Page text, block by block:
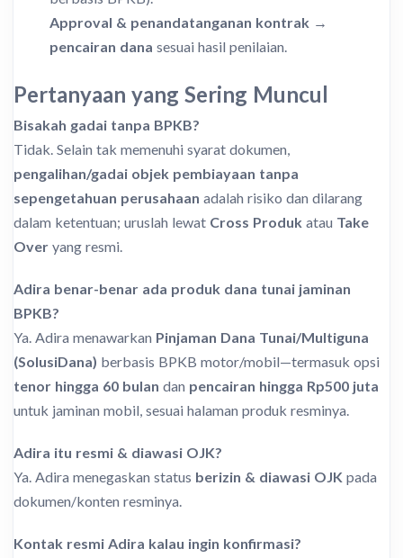
Approval & penandatanganan kontrak →
pencairan dana sesuai hasil penilaian.
Pertanyaan yang Sering Muncul
Bisakah gadai tanpa BPKB?
Tidak. Selain tak memenuhi syarat dokumen,
pengalihan/gadai objek pembiayaan tanpa
sepengetahuan perusahaan adalah risiko dan dilarang
dalam ketentuan; uruslah lewat Cross Produk atau Take
Over yang resmi.
Adira benar-benar ada produk dana tunai jaminan
BPKB?
Ya. Adira menawarkan Pinjaman Dana Tunai/Multiguna
(SolusiDana) berbasis BPKB motor/mobil—termasuk opsi
tenor hingga 60 bulan dan pencairan hingga Rp500 juta
untuk jaminan mobil, sesuai halaman produk resminya.
Adira itu resmi & diawasi OJK?
Ya. Adira menegaskan status berizin & diawasi OJK pada
dokumen/konten resminya.
Kontak resmi Adira kalau ingin konfirmasi?